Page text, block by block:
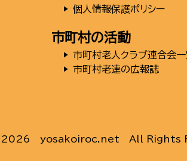
▶個人情報保護ポリシー
市町村の活動
▶市町村老人クラブ連合会一
▶市町村老連の広報誌
2026 yosakoiroc.net All Rights